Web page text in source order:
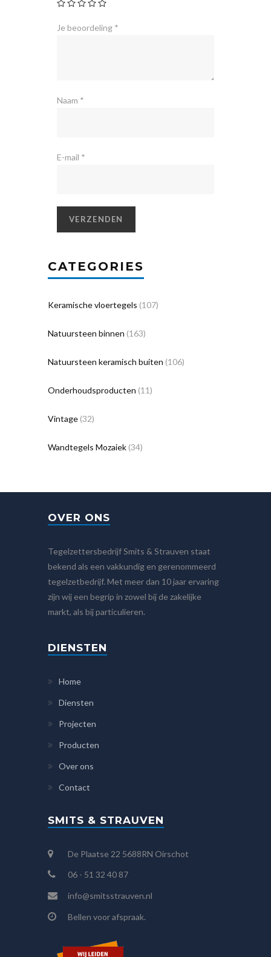
Je beoordeling *
Naam *
E-mail *
CATEGORIES
Keramische vloertegels (107)
Natuursteen binnen (163)
Natuursteen keramisch buiten (106)
Onderhoudsproducten (11)
Vintage (32)
Wandtegels Mozaiek (34)
OVER ONS
Tegelzettersbedrijf Smits & Strauven staat
bekend als een vakkundig en gerenommeerd
tegelzetbedrijf. Met meer dan 10 jaar ervaring
zijn wij een begrip in zowel bij de zakelijke
markt, als bij particulieren.
DIENSTEN
Home
Diensten
Projecten
Producten
Over ons
Contact
SMITS & STRAUVEN
De Plaatse 22 5688RN Oirschot
06 - 51 32 40 87
info@smitsstrauven.nl
Bellen voor afspraak.